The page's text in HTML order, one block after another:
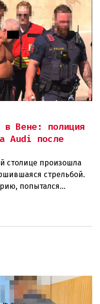
в Вене: полиция
Audi после
столице произошла
стрельбой.
попытался
несколько